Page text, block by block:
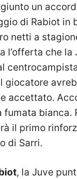
un
di Rabiot in
netti a
l’offerta che la
giocatore
accettato.
fumata bianca.
il primo
di Sarri.
, la Juve